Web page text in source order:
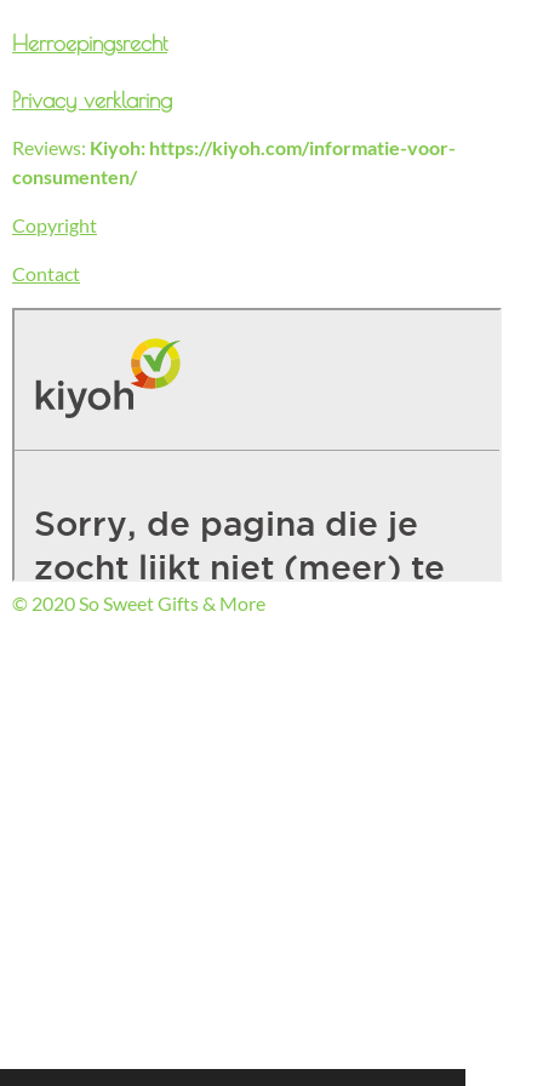
Herroepingsrecht
Privacy verklaring
Reviews: Kiyoh: https://kiyoh.com/informatie-voor-
consumenten/
Copyright
Contact
© 2020 So Sweet Gifts & More